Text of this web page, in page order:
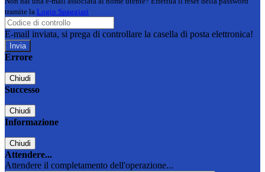
tramite la Login Spaggiari
E-mail inviata, si prega di controllare la casella di posta elettronica!
Errore
Chiudi
Successo
Chiudi
Informazione
Chiudi
Attendere...
Attendere il completamento dell'operazione...